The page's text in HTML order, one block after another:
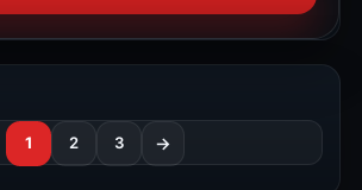
1 2 3 →